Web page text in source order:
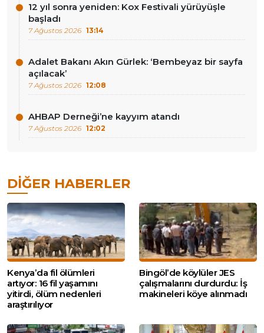
12 yıl sonra yeniden: Kox Festivali yürüyüşle
başladı
7 Ağustos 2026 13:14
Adalet Bakanı Akın Gürlek: ‘Bembeyaz bir sayfa
açılacak’
7 Ağustos 2026 12:08
AHBAP Derneği’ne kayyım atandı
7 Ağustos 2026 12:02
DIĞER HABERLER
Kenya’da fil ölümleri
artıyor: 16 fil yaşamını
yitirdi, ölüm nedenleri
araştırılıyor
Bingöl’de köylüler JES
çalışmalarını durdurdu: İş
makineleri köye alınmadı